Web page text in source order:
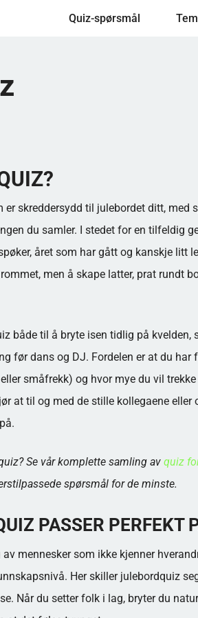
Quiz-spørsmål
skreddersydd til julebordet ditt, med
du samler. I stedet for en tilfeldig
året som har gått og kanskje litt
men å skape latter, prat rundt
både til å bryte isen tidlig på kvelden,
før dans og DJ. Fordelen er at du
småfrekk) og hvor mye du vil
at til og med de stille kollegaene eller
Se vår komplette samling avquiz
spørsmål for de minste.
PASSER PERFEKT
mennesker som ikke kjenner
Her skiller julebordquiz
Når du setter folk i lag, bryter du